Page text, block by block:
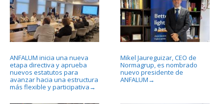
ANFALUM inicia una nueva
etapa directiva y aprueba
nuevos estatutos para
avanzar hacia una estructura
más flexible y participativa →
Mikel Jaureguizar, CEO de
Normagrup, es nombrado
nuevo presidente de
ANFALUM →